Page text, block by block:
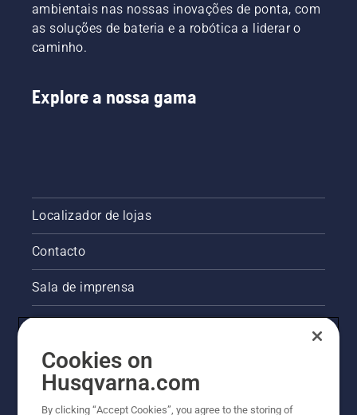
ambientais nas nossas inovações de ponta, com
as soluções de bateria e a robótica a liderar o
caminho.
Explore a nossa gama
Localizador de lojas
Contacto
Sala de imprensa
Outros websites da Husqvarna
A abordagem da Husqvarna à sustentabilidade
Cookies on
Husqvarna.com
By clicking “Accept Cookies”, you agree to the storing of